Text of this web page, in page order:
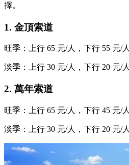
擇。
1. 金頂索道
旺季：上行 65 元/人，下行 55 元/人
淡季：上行 30 元/人，下行 20 元/人
2. 萬年索道
旺季：上行 65 元/人，下行 45 元/人
淡季：上行 30 元/人，下行 20 元/人